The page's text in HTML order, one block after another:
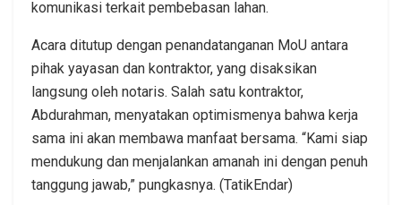
komunikasi terkait pembebasan lahan.
Acara ditutup dengan penandatanganan MoU antara
pihak yayasan dan kontraktor, yang disaksikan
langsung oleh notaris. Salah satu kontraktor,
Abdurahman, menyatakan optimismenya bahwa kerja
sama ini akan membawa manfaat bersama. “Kami siap
mendukung dan menjalankan amanah ini dengan penuh
tanggung jawab,” pungkasnya. (TatikEndar)